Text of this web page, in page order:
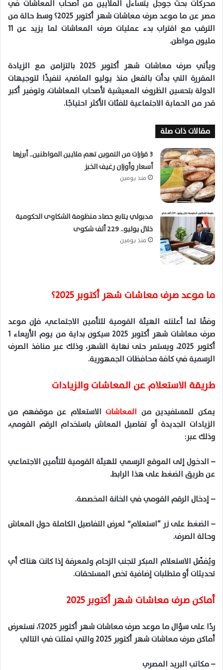
محركات بحث جوجل يتساءل الملايين من أصحاب المعاشات في
مصر عن ما موعد صرف معاشات شهر أكتوبر 2025؟ وسط حالة من
الترقب مع اقتراب بدء عمليات صرف المعاشات لما يزيد عن 11
مليون مواطن.
ويأتي صرف معاشات شهر أكتوبر 2025 بالتزامن مع الزيادة
المقررة التي بدأت بالفعل منذ يوليو الماضي، تنفيذًا لتوجيهات
الدولة بتحسين الظروف المعيشية لأصحاب المعاشات، وتوفير أكبر
قدر من الحماية الاجتماعية للفئات الأكثر احتياجًا.
مقالات ذات صلة
3 قرارات من التموين تهم ملايين المواطنين.. أبرزها
أسعار وأوزان رغيف الخبز
منذ يومين
مدبولي يتابع حصاد منظومة الشكاوى الحكومية
خلال يوليو.. 229 ألف شكوى
منذ يومين
ما موعد صرف معاشات شهر أكتوبر 2025؟
وفقًا لما أعلنته الهيئة القومية للتأمين الاجتماعي، فإن موعد
صرف معاشات شهر أكتوبر 2025 سيكون بداية من يوم الأربعاء 1
أكتوبر 2025، ويستمر حتى نهاية الشهر، وذلك عبر منافذ الصرف
الرسمية في كافة محافظات الجمهورية.
طريقة الاستعلام عن المعاشات والزيادات
يمكن للمستفيدين من المعاشاتالاستعلام عن موقفهم من
الزيادات الجديدة أو تفاصيل المعاش باستخدام الرقم القومي،
وذلك عبر:
– الدخول إلى الموقع الرسمي للهيئة القومية للتأمين الاجتماعي
عن طريق الضغط على هذا الرابط.
– إدخال الرقم القومي في الخانة المخصصة.
– الضغط على زر “استعلام” لعرض التفاصيل الكاملة حول المعاش
وحالة الصرف.
ويُفضّل الاستعلام المبكر لتجنب الزحام ولمعرفة إذا كانت هناك أي
تحديثات أو متطلبات إضافية تخص المستحقات.
أماكن صرف معاشات شهر أكتوبر 2025
ردًا على سؤال ما موعد صرف معاشات شهر أكتوبر 2025؟، نستعرض
أماكن صرف معاشات شهر أكتوبر 2025 والتي تمثلت في التالي
– مكاتب البريد المصري